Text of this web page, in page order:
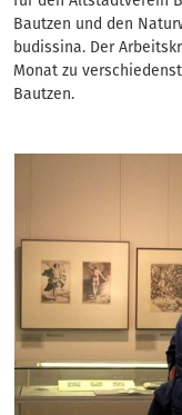
Bautzen und den
budissina. Der
Monat zu
Bautzen.